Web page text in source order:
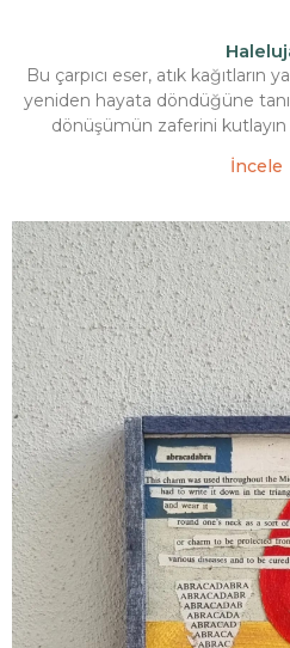
Bu çarpıcı eser, atık kağıtların
yeniden hayata döndüğüne
dönüşümün zaferini kutlayın
İncele